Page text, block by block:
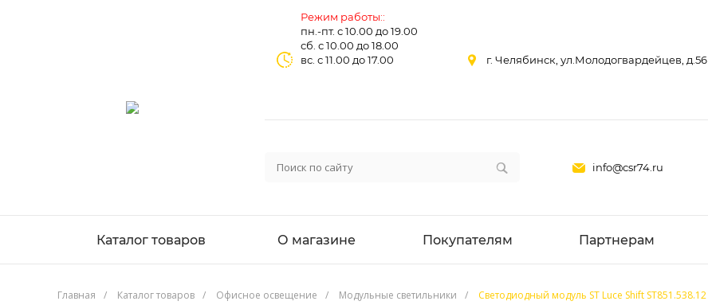
Режим работы::
пн.-пт. с 10.00 до 19.00
сб. с 10.00 до 18.00
вс. с 11.00 до 17.00
г. Челябинск, ул.Молодогвардейцев, д.56
info@csr74.ru
Каталог товаров О магазине Покупателям Партнерам
Главная / Каталог товаров / Офисное освещение / Модульные светильники / Светодиодный модуль ST Luce Shift ST851.538.12